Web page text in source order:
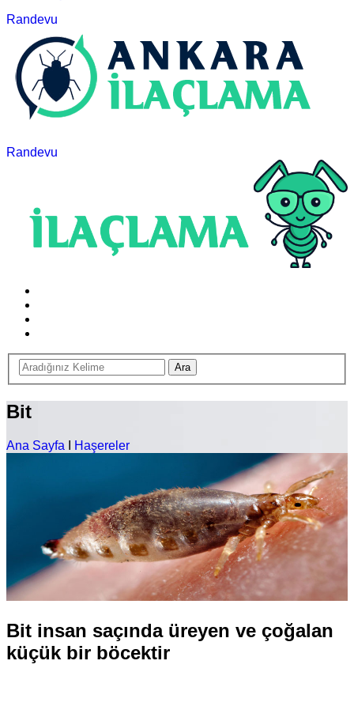
Randevu
Randevu
Bit
Ana Sayfa Haşereler
Bit insan saçında üreyen ve çoğalan
küçük bir böcektir